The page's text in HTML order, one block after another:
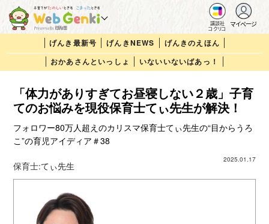
講談社
コクリコ
マイページ
げんき最新号 げんきNEWS
げんきのえほん
おかあさんといっしょ
いないいないばあっ！
「体力がありすぎてお昼寝しない２歳」子育
てのお悩みを現役保育士てぃ先生が解決！
フォロワー80万人超えのカリスマ保育士てぃ先生の“目からうろ
こ”の育児アイディア＃38
2025.01.17
保育士:てぃ先生